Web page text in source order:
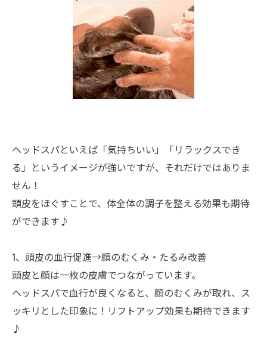
ヘッドスパといえば「気持ちいい」「リラックスでき
る」というイメージが強いですが、それだけではありま
せん！
頭皮をほぐすことで、体全体の調子を整える効果も期待
ができます♪
1、頭皮の血行促進→顔のむくみ・たるみ改善
頭皮と顔は一枚の皮膚でつながっています。
ヘッドスパで血行が良くなると、顔のむくみが取れ、ス
ッキリとした印象に！リフトアップ効果も期待できます
♪